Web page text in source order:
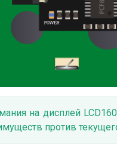
на дисплей
против